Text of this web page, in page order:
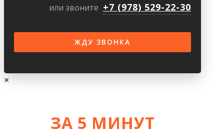
или звоните +7 (978) 529-22-30
×
ЗА 5 МИНУТ